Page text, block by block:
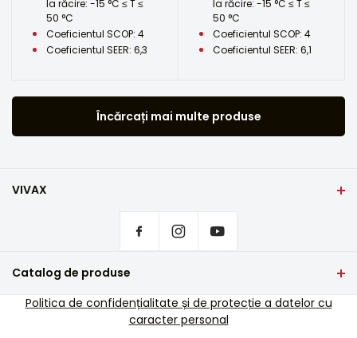
la răcire: -15 °C ≤ T ≤
50 °C
Coeficientul SCOP: 4
Coeficientul SEER: 6,3
la răcire: -15 °C ≤ T ≤
50 °C
Coeficientul SCOP: 4
Coeficientul SEER: 6,1
Încărcați mai multe produse
VIVAX
De unde să cumpărați produsele VIVAX?
Asistență pentru servicii
Asistență de service în afara garanției
Catalog de produse
TV si audio
Politica de confidențialitate și de protecție a datelor cu
caracter personal